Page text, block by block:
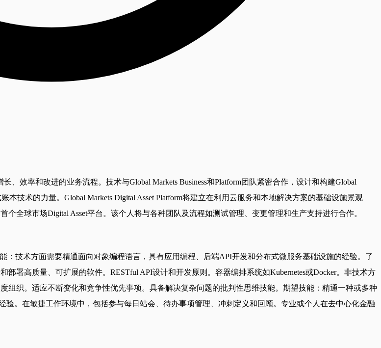
效率和改进的业务流程。技术与Global Markets Business和Platform团队紧密合作，设计和构建Global
本技术的力量。Global Markets Digital Asset Platform将建立在利用云服务和本地解决方案的基础设施景观
全球市场Digital Asset平台。该个人将与各种团队及流程如测试管理、变更管理和生产支持进行合作。
技术方面需要精通面向对象编程语言，具有应用编程、后端API开发和分布式微服务基础设施的经验。了
署高质量、可扩展的软件。RESTful API设计和开发原则。容器编排系统如Kubernetes或Docker。非技术方
织。适应不断变化和竞争性优先事项。具备解决复杂问题的批判性思维技能。期望技能：精通一种或多种
验。在敏捷工作环境中，包括参与每日站会、待办事项管理、冲刺定义和回顾。专业或个人在去中心化金融